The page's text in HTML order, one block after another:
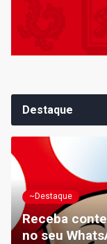
Destaque
~Destaque
Receba
no seu